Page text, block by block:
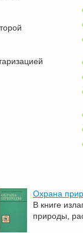
Охрана
В книге
природы,